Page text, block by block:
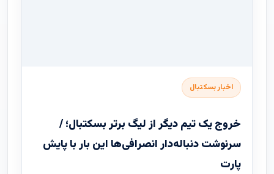
اخبار بسکتبال
خروج یک تیم دیگر از لیگ برتر بسکتبال؛ /
سرنوشت دنباله‌دار انصرافی‌ها این بار با پایش
پارت